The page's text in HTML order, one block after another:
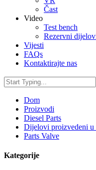
Čast
Video
Test bench
Rezervni
Vijesti
FAQs
Kontaktirajte nas
Dom
Proizvodi
Diesel Parts
Dijelovi proizvedeni
Parts Valve
Kategorije